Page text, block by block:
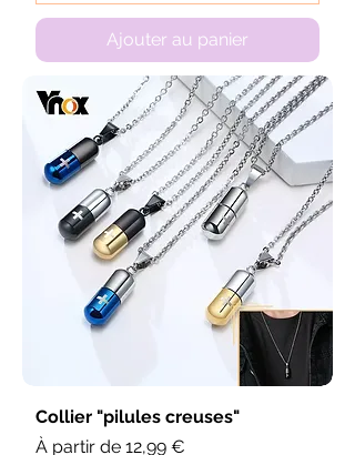
Ajouter au panier
Collier "pilules creuses"
À partir de 12,99 €
Prix promotionnel